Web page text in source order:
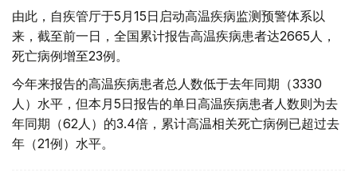
由此，自疾管厅于5月15日启动高温疾病监测预警体系以
来，截至前一日，全国累计报告高温疾病患者达2665人，
死亡病例增至23例。
今年来报告的高温疾病患者总人数低于去年同期（3330
人）水平，但本月5日报告的单日高温疾病患者人数则为去
年同期（62人）的3.4倍，累计高温相关死亡病例已超过去
年（21例）水平。